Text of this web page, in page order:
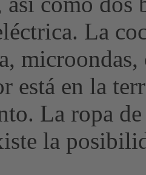
La
está en la
La ropa
la